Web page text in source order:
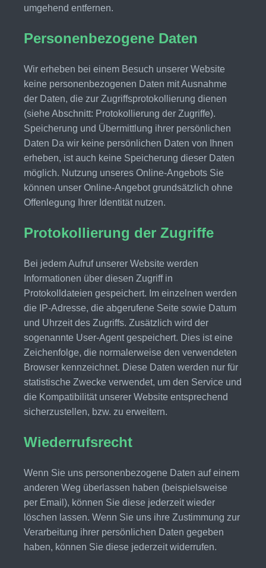
umgehend entfernen.
Personenbezogene Daten
Wir erheben bei einem Besuch unserer Website
keine personenbezogenen Daten mit Ausnahme
der Daten, die zur Zugriffsprotokollierung dienen
(siehe Abschnitt: Protokollierung der Zugriffe).
Speicherung und Übermittlung ihrer persönlichen
Daten Da wir keine persönlichen Daten von Ihnen
erheben, ist auch keine Speicherung dieser Daten
möglich. Nutzung unseres Online-Angebots Sie
können unser Online-Angebot grundsätzlich ohne
Offenlegung Ihrer Identität nutzen.
Protokollierung der Zugriffe
Bei jedem Aufruf unserer Website werden
Informationen über diesen Zugriff in
Protokolldateien gespeichert. Im einzelnen werden
die IP-Adresse, die abgerufene Seite sowie Datum
und Uhrzeit des Zugriffs. Zusätzlich wird der
sogenannte User-Agent gespeichert. Dies ist eine
Zeichenfolge, die normalerweise den verwendeten
Browser kennzeichnet. Diese Daten werden nur für
statistische Zwecke verwendet, um den Service und
die Kompatibilität unserer Website entsprechend
sicherzustellen, bzw. zu erweitern.
Wiederrufsrecht
Wenn Sie uns personenbezogene Daten auf einem
anderen Weg überlassen haben (beispielsweise
per Email), können Sie diese jederzeit wieder
löschen lassen. Wenn Sie uns ihre Zustimmung zur
Verarbeitung ihrer persönlichen Daten gegeben
haben, können Sie diese jederzeit widerrufen.